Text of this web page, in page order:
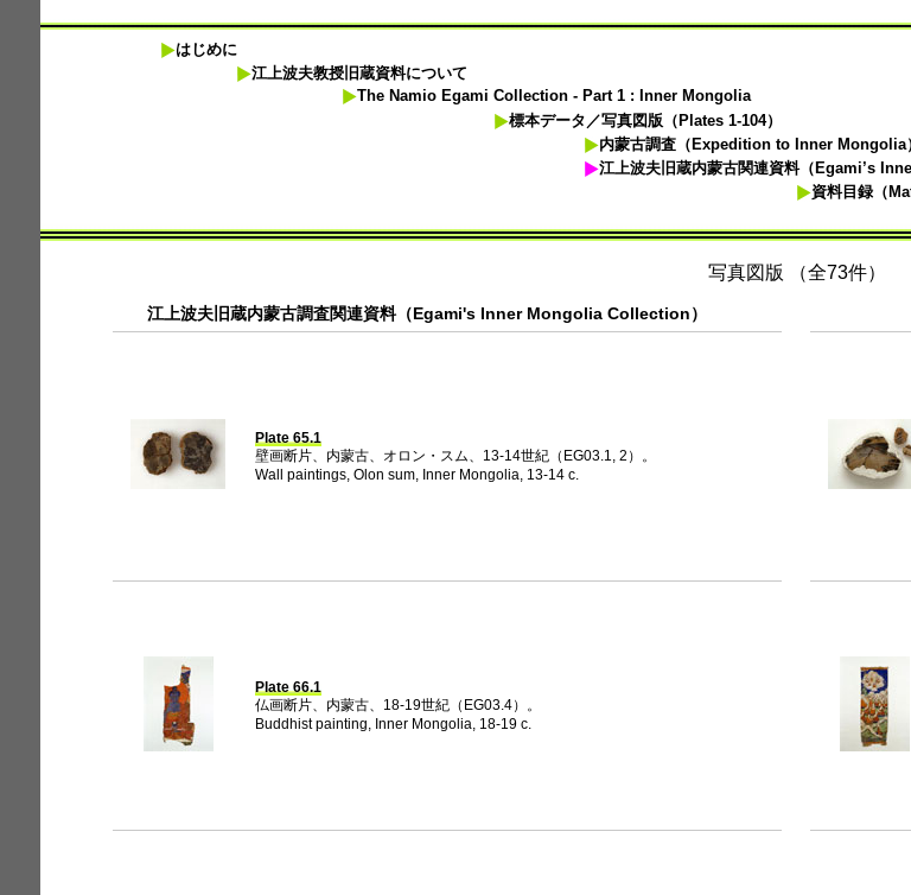
はじめに
江上波夫教授旧蔵資料について
The Namio Egami Collection - Part 1 : Inner Mongolia
標本データ／写真図版（Plates 1-104）
内蒙古調査（Expedition to Inner Mongolia
江上波夫旧蔵内蒙古関連資料（Egami’s
資料目録（
写真図版 （全73件）
江上波夫旧蔵内蒙古調査関連資料（Egami's Inner Mongolia Collection）
Plate 65.1
壁画断片、内蒙古、オロン・スム、13-14世紀（EG03.1, 2）。
Wall paintings, Olon sum, Inner Mongolia, 13-14 c.
Plate 66.1
仏画断片、内蒙古、18-19世紀（EG03.4）。
Buddhist painting, Inner Mongolia, 18-19 c.